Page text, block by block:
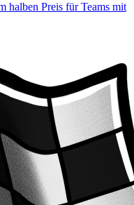
halben Preis für Teams mit